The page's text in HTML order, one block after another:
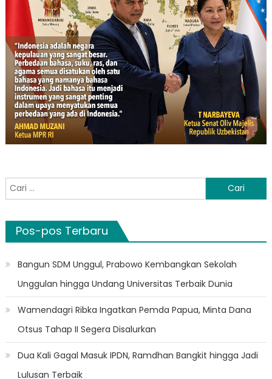
Cari
untuk:
Pos-pos Terbaru
Bangun SDM Unggul, Prabowo Kembangkan Sekolah
Unggulan hingga Undang Universitas Terbaik Dunia
Wamendagri Ribka Ingatkan Pemda Papua, Minta Dana
Otsus Tahap II Segera Disalurkan
Dua Kali Gagal Masuk IPDN, Ramdhan Bangkit hingga Jadi
Lulusan Terbaik